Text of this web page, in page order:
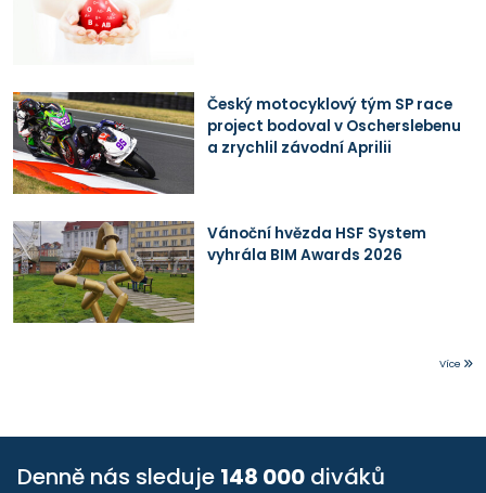
Český motocyklový tým SP race
project bodoval v Oscherslebenu
a zrychlil závodní Aprilii
Vánoční hvězda HSF System
vyhrála BIM Awards 2026
Více
Denně nás sleduje 148 000 diváků